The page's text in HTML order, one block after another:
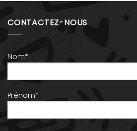
CONTACTEZ-NOUS
Nom*
Prénom*